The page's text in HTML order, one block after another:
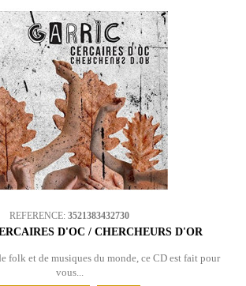
REFERENCE: 3521383432730
D'OC / CHERCHEURS D'OR
folk et de musiques du monde, ce CD est fait pour
vous...